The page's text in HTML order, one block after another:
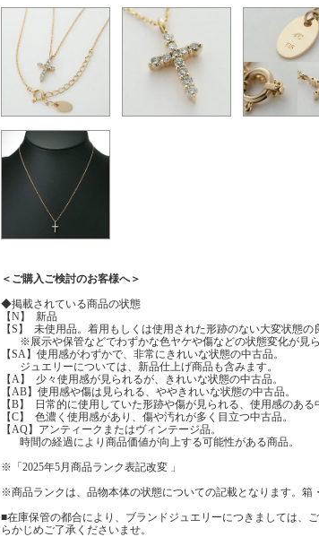
＜ご購入ご検討のお客様へ＞
◆掲載されている商品の状態
【N】 新品
【S】 未使用品。着用もしくは使用された形跡のない大変状態の
※展示や保管などでわずかな色ヤケや傷などの状態変化が見ら
【SA】使用感がわずかで、非常にきれいな状態の中古品。
ジュエリーについては、新品仕上げ商品も含みます。
【A】 少々使用感が見られるが、きれいな状態の中古品。
【AB】使用感や傷は見られる、ややきれいな状態の中古品。
【B】 日常的に使用していた形跡や傷が見られる、使用感のある
【C】 色濃く使用感があり、傷や汚れが多く目立つ中古品。
【AQ】アンティークまたはヴィンテージ品。
時間の経過により商品価値が向上する可能性がある商品。
※「2025年5月商品ランク表記改変 」
※商品ランクは、品物本体の状態についての記載となります。箱
■在庫保管の都合により、ブランドジュエリーにつきましては、
らかじめご了承くださいませ。